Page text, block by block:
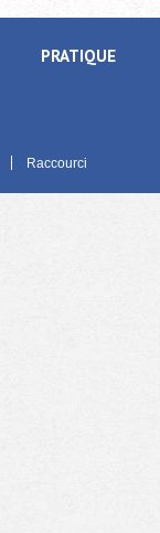
PRATIQUE
Raccourci